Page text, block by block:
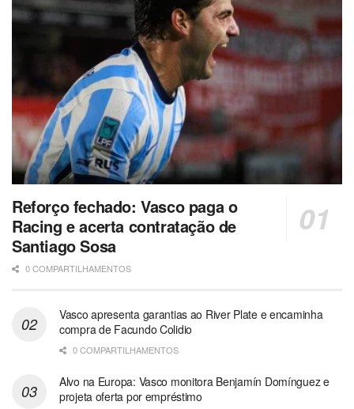
Reforço fechado: Vasco paga o
Racing e acerta contratação de
Santiago Sosa
0 COMPARTILHAMENTOS
Vasco apresenta garantias ao River Plate e encaminha
compra de Facundo Colidio
0 COMPARTILHAMENTOS
Alvo na Europa: Vasco monitora Benjamín Domínguez e
projeta oferta por empréstimo